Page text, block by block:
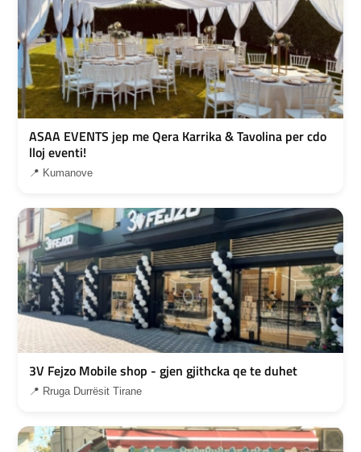
ASAA EVENTS jep me Qera Karrika & Tavolina per cdo
lloj eventi!
📍 Kumanove
3V Fejzo Mobile shop - gjen gjithcka qe te duhet
📍 Rruga Durrësit Tirane